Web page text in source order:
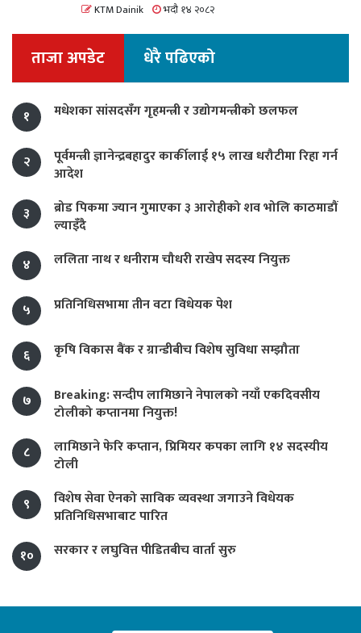
KTM Dainik भदौ १४ २०८२
ताजा अपडेट धेरै पढिएको
१ मधेशका सांसदसँग गृहमन्त्री र उद्योगमन्त्रीको छलफल
२
पूर्वमन्त्री ज्ञानेन्द्रबहादुर कार्कीलाई १५ लाख धरौटीमा रिहा गर्न
आदेश
३
ब्रोड पिकमा ज्यान गुमाएका ३ आरोहीको शव भोलि काठमाडौं
ल्याइँदै
४
ललिता नाथ र धनीराम चौधरी राखेप सदस्य नियुक्त
५ प्रतिनिधिसभामा तीन वटा विधेयक पेश
६ कृषि विकास बैंक र ग्रान्डीबीच विशेष सुविधा सम्झौता
७
Breaking: सन्दीप लामिछाने नेपालको नयाँ एकदिवसीय
टोलीको कप्तानमा नियुक्त!
८
लामिछाने फेरि कप्तान, प्रिमियर कपका लागि १४ सदस्यीय
टोली
९
विशेष सेवा ऐनको साविक व्यवस्था जगाउने विधेयक
प्रतिनिधिसभाबाट पारित
१०
सरकार र लघुवित्त पीडितबीच वार्ता सुरु